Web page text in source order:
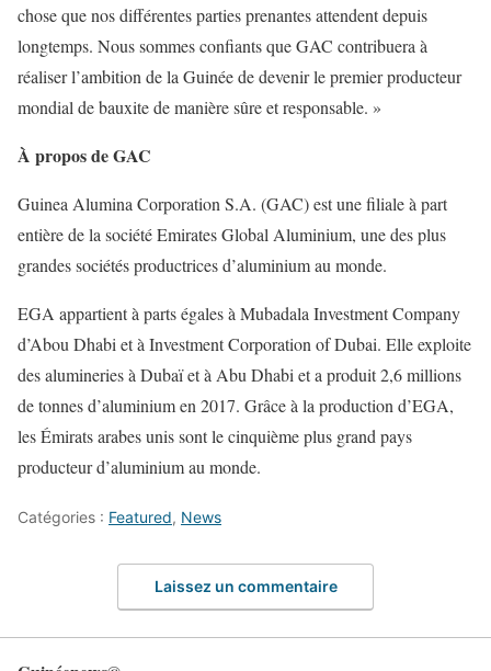
chose que nos différentes parties prenantes attendent depuis
longtemps. Nous sommes confiants que GAC contribuera à
réaliser l’ambition de la Guinée de devenir le premier producteur
mondial de bauxite de manière sûre et responsable. »
À propos de GAC
Guinea Alumina Corporation S.A. (GAC) est une filiale à part
entière de la société Emirates Global Aluminium, une des plus
grandes sociétés productrices d’aluminium au monde.
EGA appartient à parts égales à Mubadala Investment Company
d’Abou Dhabi et à Investment Corporation of Dubai. Elle exploite
des alumineries à Dubaï et à Abu Dhabi et a produit 2,6 millions
de tonnes d’aluminium en 2017. Grâce à la production d’EGA,
les Émirats arabes unis sont le cinquième plus grand pays
producteur d’aluminium au monde.
Catégories : Featured, News
Laissez un commentaire